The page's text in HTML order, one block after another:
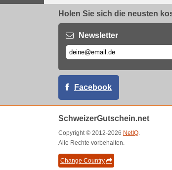
Holen Sie sich die neusten
Newsletter
Facebook
SchweizerGutschein.net
Copyright © 2012-2026 NetIQ.
Alle Rechte vorbehalten.
Change Country